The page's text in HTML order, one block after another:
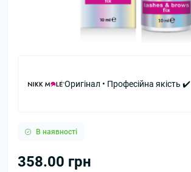
Оригінал • Професійна якість ✔️
В наявності
358.00 грн